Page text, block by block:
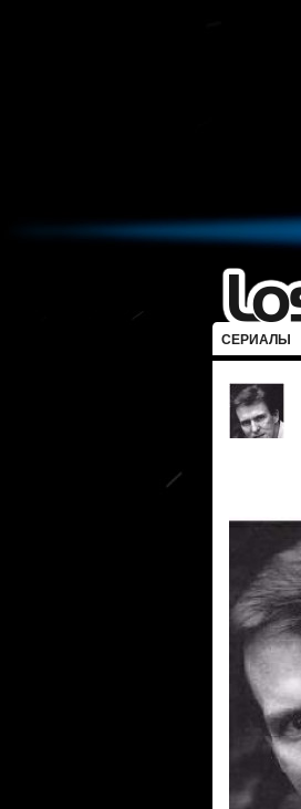
СЕРИАЛЫ